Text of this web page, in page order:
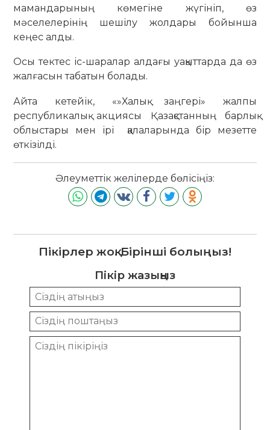
мамандарының көмегіне жүгініп, өз
мәселелерінің шешілу жолдары бойынша
кеңес алды.
Осы тектес іс-шаралар алдағы уақыттарда да өз
жалғасын табатын болады.
Айта кетейік, «»Халық заңгері» жалпы
республикалық акциясы Қазақстанның барлық
облыстары мен ірі қалаларында бір мезетте
өткізілді.
Әлеуметтік желілерде бөлісіңіз:
Пікірлер жоқ. Бірінші болыңыз!
Пікір жазыңыз